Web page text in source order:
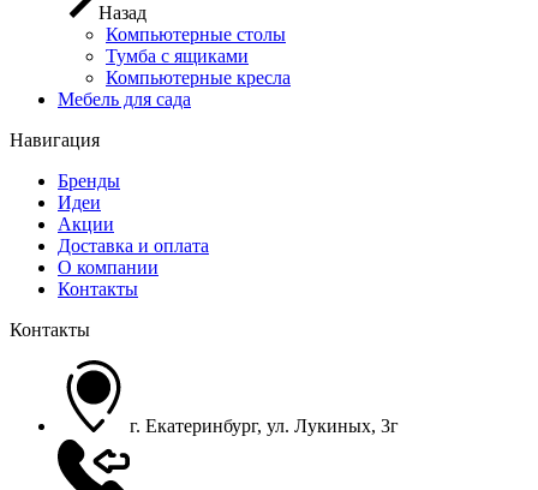
Назад
Компьютерные столы
Тумба с ящиками
Компьютерные кресла
Мебель для сада
Навигация
Бренды
Идеи
Акции
Доставка и оплата
О компании
Контакты
Контакты
г. Екатеринбург, ул. Лукиных, 3г